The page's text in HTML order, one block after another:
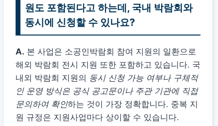
원도 포함된다고 하는데, 국내 박람회와
동시에 신청할 수 있나요?
A. 본 사업은 소공인박람회 참여 지원의 일환으로
해외 박람회 전시 지원 또한 포함하고 있습니다. 국
내외 박람회 지원의 동시 신청 가능 여부나 구체적
인 운영 방식은 공식 공고문이나 주관 기관에 직접
문의하여 확인하는 것이 가장 정확합니다. 중복 지
원 규정은 지원사업마다 상이할 수 있습니다.